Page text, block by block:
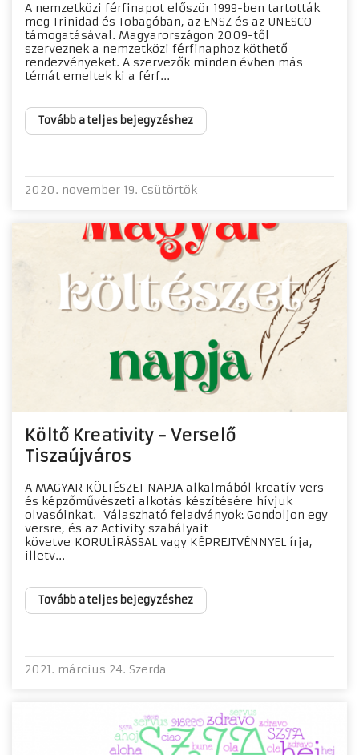
A nemzetközi férfinapot először 1999-ben tartották
meg Trinidad és Tobagóban, az ENSZ és az UNESCO
támogatásával. Magyarországon 2009-től
szerveznek a nemzetközi férfinaphoz köthető
rendezvényeket. A szervezők minden évben más
témát emeltek ki a férf...
Tovább a teljes bejegyzéshez
2020. november 19. Csütörtök
Költő Kreativity - Verselő
Tiszaújváros
​A MAGYAR KÖLTÉSZET NAPJA alkalmából kreatív vers-
és képzőművészeti alkotás készítésére hívjuk
olvasóinkat. Válaszható feladványok: Gondoljon egy
versre, és az Activity szabályait
követve KÖRÜLÍRÁSSAL vagy KÉPREJTVÉNNYEL írja,
illetv...
Tovább a teljes bejegyzéshez
2021. március 24. Szerda